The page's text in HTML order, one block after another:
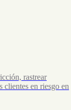
rastrear
clientes en riesgo en